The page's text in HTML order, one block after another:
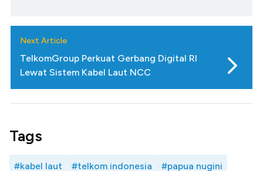
Next Article
TelkomGroup Perkuat Gerbang Digital RI
Lewat Sistem Kabel Laut NCC
Tags
#kabel laut #telkom indonesia #papua nugini